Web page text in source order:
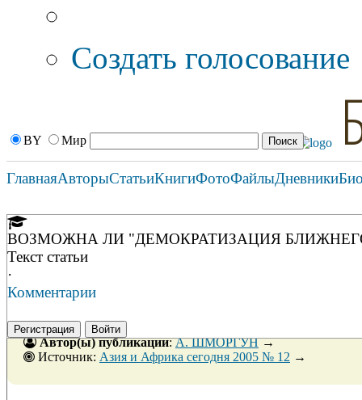
Создать голосование
BY Мир
ГлавнаяАвторыСтатьиКнигиФотоФайлыДневники
ВОЗМОЖНА ЛИ "ДЕМОКРАТИЗАЦИЯ
Текст статьи
·
Комментарии
Регистрация Войти
Автор(ы) публикации:А. ШМОРГУН→
Источник: Азия и Африка сегодня 2005 № 12 →